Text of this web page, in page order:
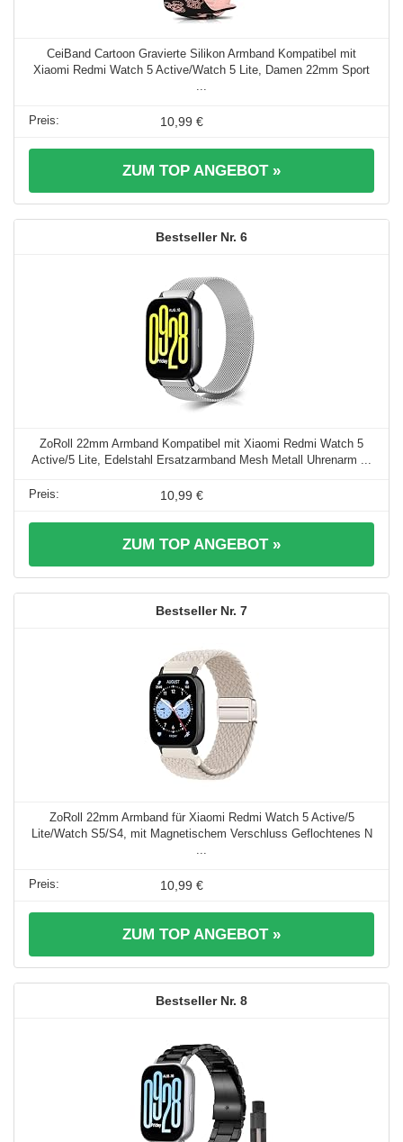
CeiBand Cartoon Gravierte Silikon Armband Kompatibel mit
Xiaomi Redmi Watch 5 Active/Watch 5 Lite, Damen 22mm Sport
10,99 €
ZUM TOP ANGEBOT »
6
ZoRoll 22mm Armband Kompatibel mit Xiaomi Redmi Watch 5
Active/5 Lite, Edelstahl Ersatzarmband Mesh Metall Uhrenarm ...
10,99 €
ZUM TOP ANGEBOT »
7
ZoRoll 22mm Armband für Xiaomi Redmi Watch 5 Active/5
Lite/Watch S5/S4, mit Magnetischem Verschluss Geflochtenes N
10,99 €
ZUM TOP ANGEBOT »
8